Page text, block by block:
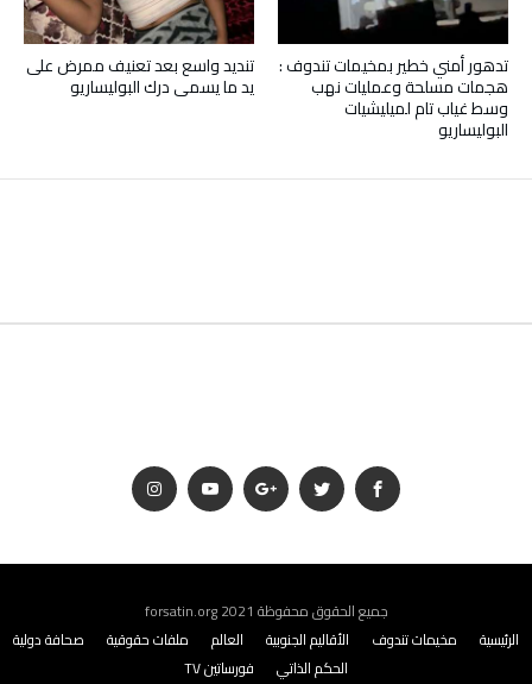
تنديد واسع بعد تعنيف ممرض على
يد ما يسمى درك البوليساريو
تدهور أمني خطير بمخيمات تندوف :
هجمات مسلحة وعمليات نهب
وسط غياب تام لميليشيات
البوليساريو
جميع الحقوق محفوظة 2021 forsatin.org
الرئيسية
مخيمات تندوف الأقاليم الجنوبية العالم ملفات حقوقية
صحافة دولية
الحكم الذاتي
فورساتين TV